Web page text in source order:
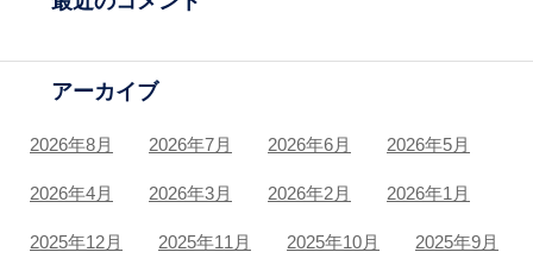
アーカイブ
2026年8月 2026年7月 2026年6月 2026年5月
2026年4月 2026年3月 2026年2月 2026年1月
2025年12月 2025年11月 2025年10月 2025年9月